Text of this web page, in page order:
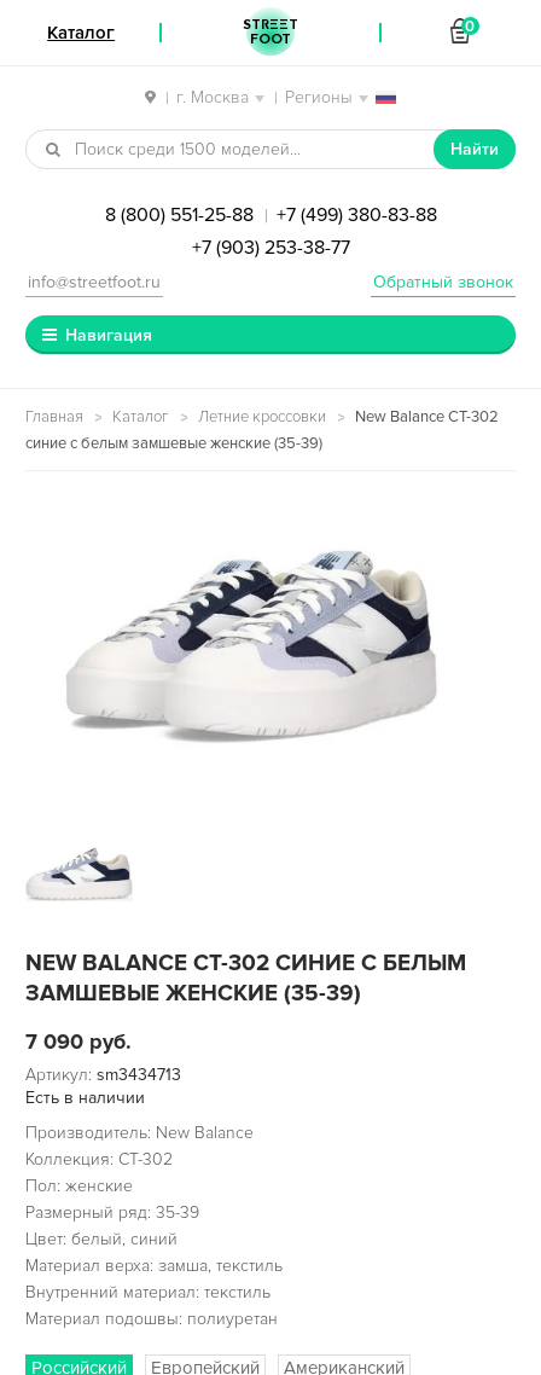
| г. Москва | Регионы
Перейти к навигации
Перейти к содержимому
Найти
8 (800) 551-25-88 | +7 (499) 380-83-88
+7 (903) 253-38-77
Обратный звонок
info@streetfoot.ru
Навигация
Главная Каталог Летние кроссовки
New Balance CT-302
синие с белым замшевые женские (35-39)
NEW BALANCE CT-302 СИНИЕ С БЕЛЫМ
ЗАМШЕВЫЕ ЖЕНСКИЕ (35-39)
7 090 руб.
Артикул: sm3434713
Есть в наличии
Производитель: New Balance
Коллекция: CT-302
Пол: женские
Размерный ряд: 35-39
Цвет: белый, синий
Материал верха: замша, текстиль
Внутренний материал: текстиль
Материал подошвы: полиуретан
Российский Европейский
Американский
Каталог STREET
FOOT
0